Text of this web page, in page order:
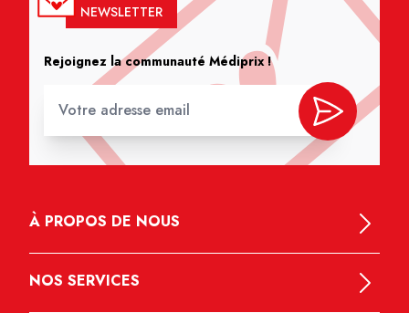
NEWSLETTER
Rejoignez la communauté Médiprix !
À PROPOS DE NOUS
NOS SERVICES